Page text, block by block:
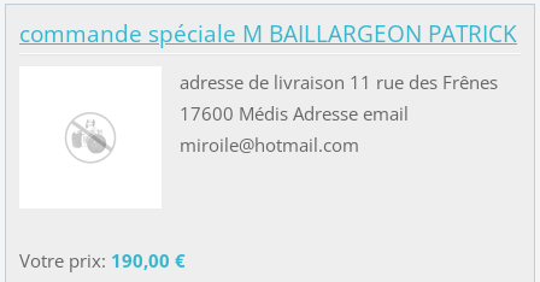
commande spéciale M BAILLARGEON PATRICK
adresse de livraison 11 rue des Frênes
17600 Médis Adresse email
miroile@hotmail.com
Votre prix: 190,00 €